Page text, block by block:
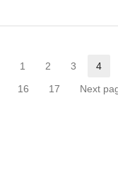
Страница
1 Страница
2 Страница
3 4
Страница
16 Страница
17 Next